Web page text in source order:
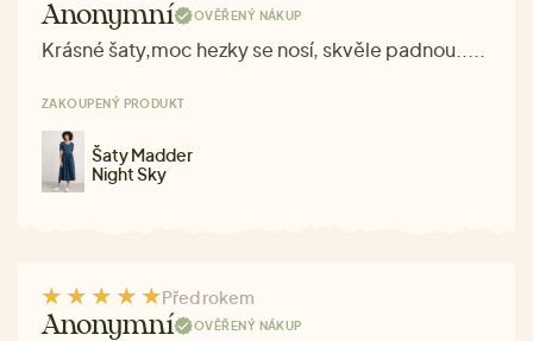
Anonymní OVĚŘENÝ NÁKUP
Krásné šaty,moc hezky se nosí, skvěle padnou.....
ZAKOUPENÝ PRODUKT
Šaty Madder
Night Sky
Před rokem
Anonymní OVĚŘENÝ NÁKUP